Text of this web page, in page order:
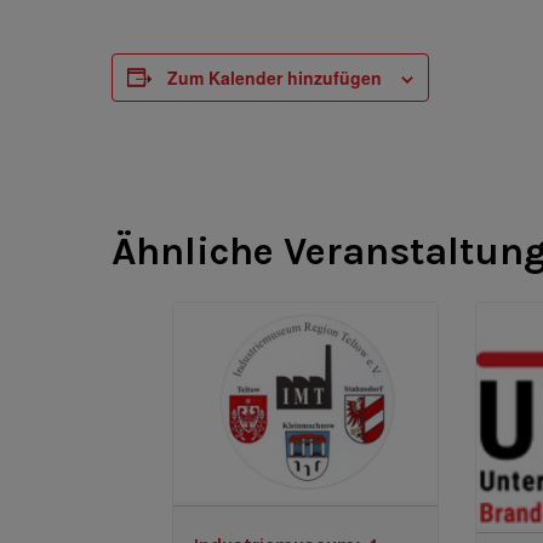
Zum Kalender hinzufügen
Ähnliche